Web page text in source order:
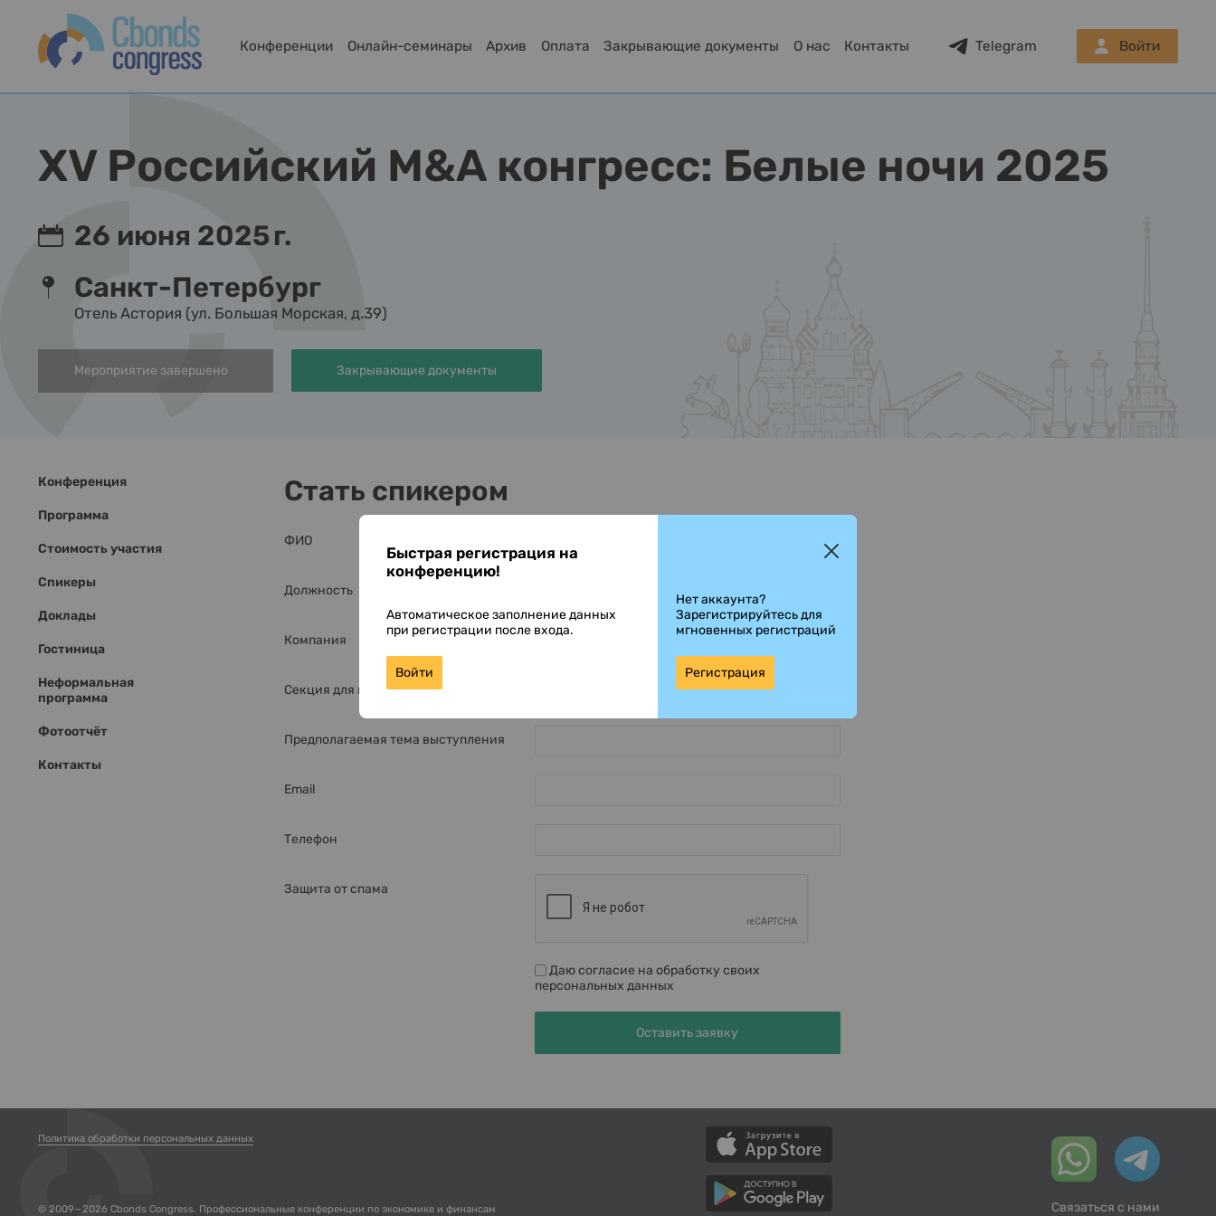
Конференции Онлайн-семинары Архив Оплата Закрывающие документы О нас Контакты Telegram Войти
XV Российский M&A конгресс: Белые ночи 2025
26 июня 2025 г.
Санкт-Петербург
Отель Астория (ул. Большая Морская, д.39)
Мероприятие завершено Закрывающие документы
Конференция
Программа
Стоимость участия
Спикеры
Доклады
Гостиница
Неформальная
программа
Фотоотчёт
Контакты
Стать спикером
ФИО
Должность
Компания
Секция для выступления
Предполагаемая тема выступления
Email
Телефон
Защита от спама
Даю согласие на обработку своих
персональных данных
Быстрая регистрация на
конференцию!
Автоматическое заполнение данных
при регистрации после входа.
Войти
Нет аккаунта?
Зарегистрируйтесь для
мгновенных регистраций
Регистрация
Политика обработки персональных данных
© 2009—2026 Cbonds Congress. Профессиональные конференции по экономике и финансам Связаться с нами